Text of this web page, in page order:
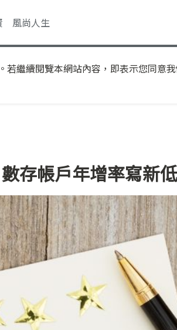
風尚人生
繼續閱覽本網站內容，即表示您同意
存帳戶年增率寫新低